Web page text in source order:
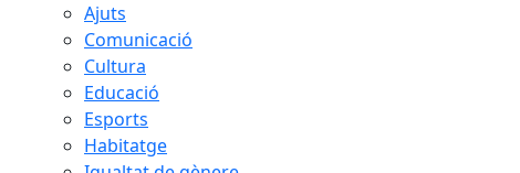
Ajuts
Comunicació
Cultura
Educació
Esports
Habitatge